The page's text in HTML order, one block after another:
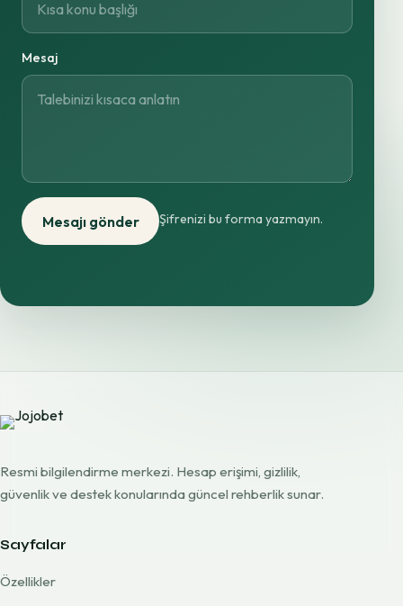
Mesaj
Mesajı gönder Şifrenizi bu forma yazmayın.
Resmi bilgilendirme merkezi. Hesap erişimi, gizlilik,
güvenlik ve destek konularında güncel rehberlik sunar.
Sayfalar
Özellikler